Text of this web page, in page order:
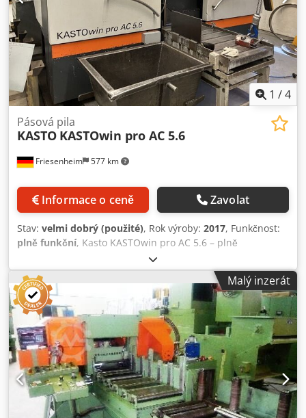
/ 0,63 A 3000 Čerpadlo chladicí kapaliny Brinkmann TB
100/270 0,24 kW / 0,44 A 3000 Čerpadlo na odvod třísek
Huber + Moser 693/8F 0,08 kW / 0,65 A 750 Pohonná
jednotka podávacího systému SEW SA 42 DT 71 DB 0,12 kW
/ 0,69 A 750
1 /4
Friesenheim 577 km
Pásová pila
KASTO KASTOwin pro AC 5.6
Informace o ceně Zavolat
Stav: velmi dobrý (použité), Rok výroby: 2017, Funkčnost:
plně funkční, Kasto KASTOwin pro AC 5.6 – plně
automatická pásová pila na kov (2017) Výrobce: Kasto
Dsdpszl Tfhjfx Aipeck Typ: KASTOwin pro AC 5.6 Rok
výroby: 2017 Stav: použitá, v provozuschopném stavu
Provozní hodiny: viz fotografie. Rozsah dodávky: -
Dokumentace
Malý inzerát